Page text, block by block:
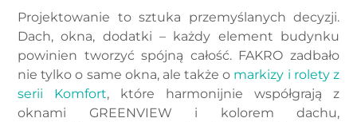
Projektowanie to sztuka przemyślanych decyzji.
Dach, okna, dodatki – każdy element budynku
powinien tworzyć spójną całość. FAKRO zadbało
nie tylko o same okna, ale także o markizy i rolety z
serii Komfort, które harmonijnie współgrają z
oknami GREENVIEW i kolorem dachu,